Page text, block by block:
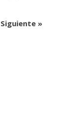
Siguiente »